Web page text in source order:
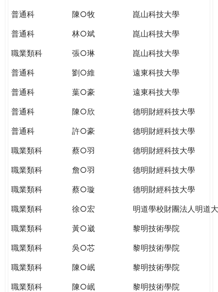
普通科
陳○牧
崑山科技大學
普通科
林○斌
崑山科技大學
職業類科
張○琳
崑山科技大學
普通科
劉○維
遠東科技大學
普通科
葉○豪
遠東科技大學
普通科
陳○欣
德明財經科技大學
普通科
許○豪
德明財經科技大學
職業類科
蔡○羽
德明財經科技大學
職業類科
詹○羽
德明財經科技大學
職業類科
蔡○璇
德明財經科技大學
職業類科
徐○宏
明道學校財團法人明道
職業類科
黃○崴
黎明技術學院
職業類科
吳○芯
黎明技術學院
職業類科
陳○岷
黎明技術學院
職業類科
陳○岷
黎明技術學院